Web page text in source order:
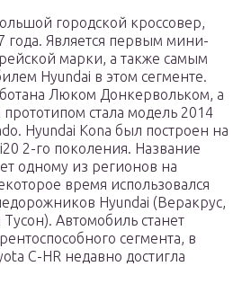
городской кроссовер,
года. Является первым мини-
марки, а также самым
Hyundai в этом сегменте.
Люком Донкервольком, а
стала модель 2014
Hyundai Kona был построен на
2-го поколения. Название
одному из регионов на
время использовался
Hyundai (Веракрус,
Автомобиль станет
сегмента, в
C-HR недавно достигла